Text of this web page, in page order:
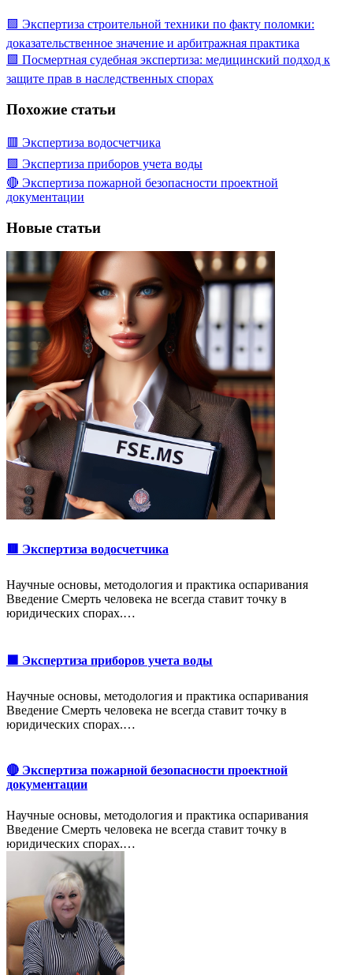
🟩 Экспертиза строительной техники по факту поломки:
доказательственное значение и арбитражная практика
🟩 Посмертная судебная экспертиза: медицинский подход к
защите прав в наследственных спорах
Похожие статьи
🟥 Экспертиза водосчетчика
🟩 Экспертиза приборов учета воды
🔴 Экспертиза пожарной безопасности проектной
документации
Новые статьи
🟥 Экспертиза водосчетчика
Научные основы, методология и практика оспаривания
Введение Смерть человека не всегда ставит точку в
юридических спорах.…
🟩 Экспертиза приборов учета воды
Научные основы, методология и практика оспаривания
Введение Смерть человека не всегда ставит точку в
юридических спорах.…
🔴 Экспертиза пожарной безопасности проектной
документации
Научные основы, методология и практика оспаривания
Введение Смерть человека не всегда ставит точку в
юридических спорах.…